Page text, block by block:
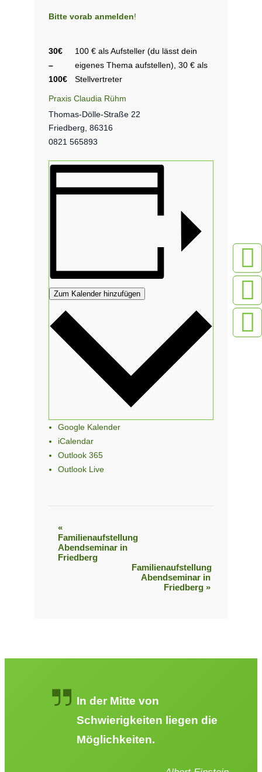
Bitte vorab anmelden!
30€
–
100€
100 € als Aufsteller (du lässt dein
eigenes Thema aufstellen), 30 € als
Stellvertreter
Praxis Claudia Rühm
Thomas-Dölle-Straße 22
Friedberg 86316
0821 565893
Zum Kalender hinzufügen
Google Kalender
iCalendar
Outlook 365
Outlook Live
Veranstaltung-
Navigation
«
Familienaufstellung
Abendseminar in
Friedberg
Familienaufstellung
Abendseminar in
Friedberg »
In der Mitte von
Schwierigkeiten liegen die
Möglichkeiten.